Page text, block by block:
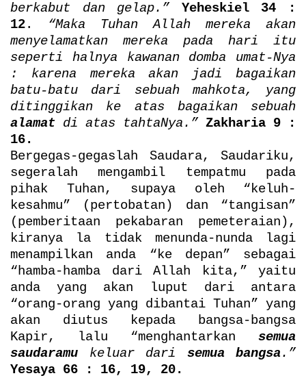
berkabut dan gelap.”
Yeheskiel 34 :
12. “Maka Tuhan Allah mereka akan
menyelamatkan mereka pada hari itu
seperti halnya kawanan domba umat-Nya
: karena mereka akan jadi bagaikan
batu-batu dari sebuah mahkota, yang
ditinggikan ke atas bagaikan sebuah
alamat di atas tahtaNya.” Zakharia 9 :
16.
Bergegas-gegaslah Saudara, Saudariku,
segeralah mengambil tempatmu pada
pihak Tuhan, supaya oleh “keluh-
kesahmu” (pertobatan) dan “tangisan”
(pemberitaan pekabaran pemeteraian),
kiranya la tidak menunda-nunda lagi
menampilkan anda “ke depan” sebagai
“hamba-hamba dari Allah kita,” yaitu
anda yang akan luput dari antara
“orang-orang yang dibantai Tuhan” yang
akan diutus kepada bangsa-bangsa
Kapir, lalu “menghantarkan semua
saudaramu keluar dari semua bangsa.”
Yesaya 66 : 16, 19, 20.